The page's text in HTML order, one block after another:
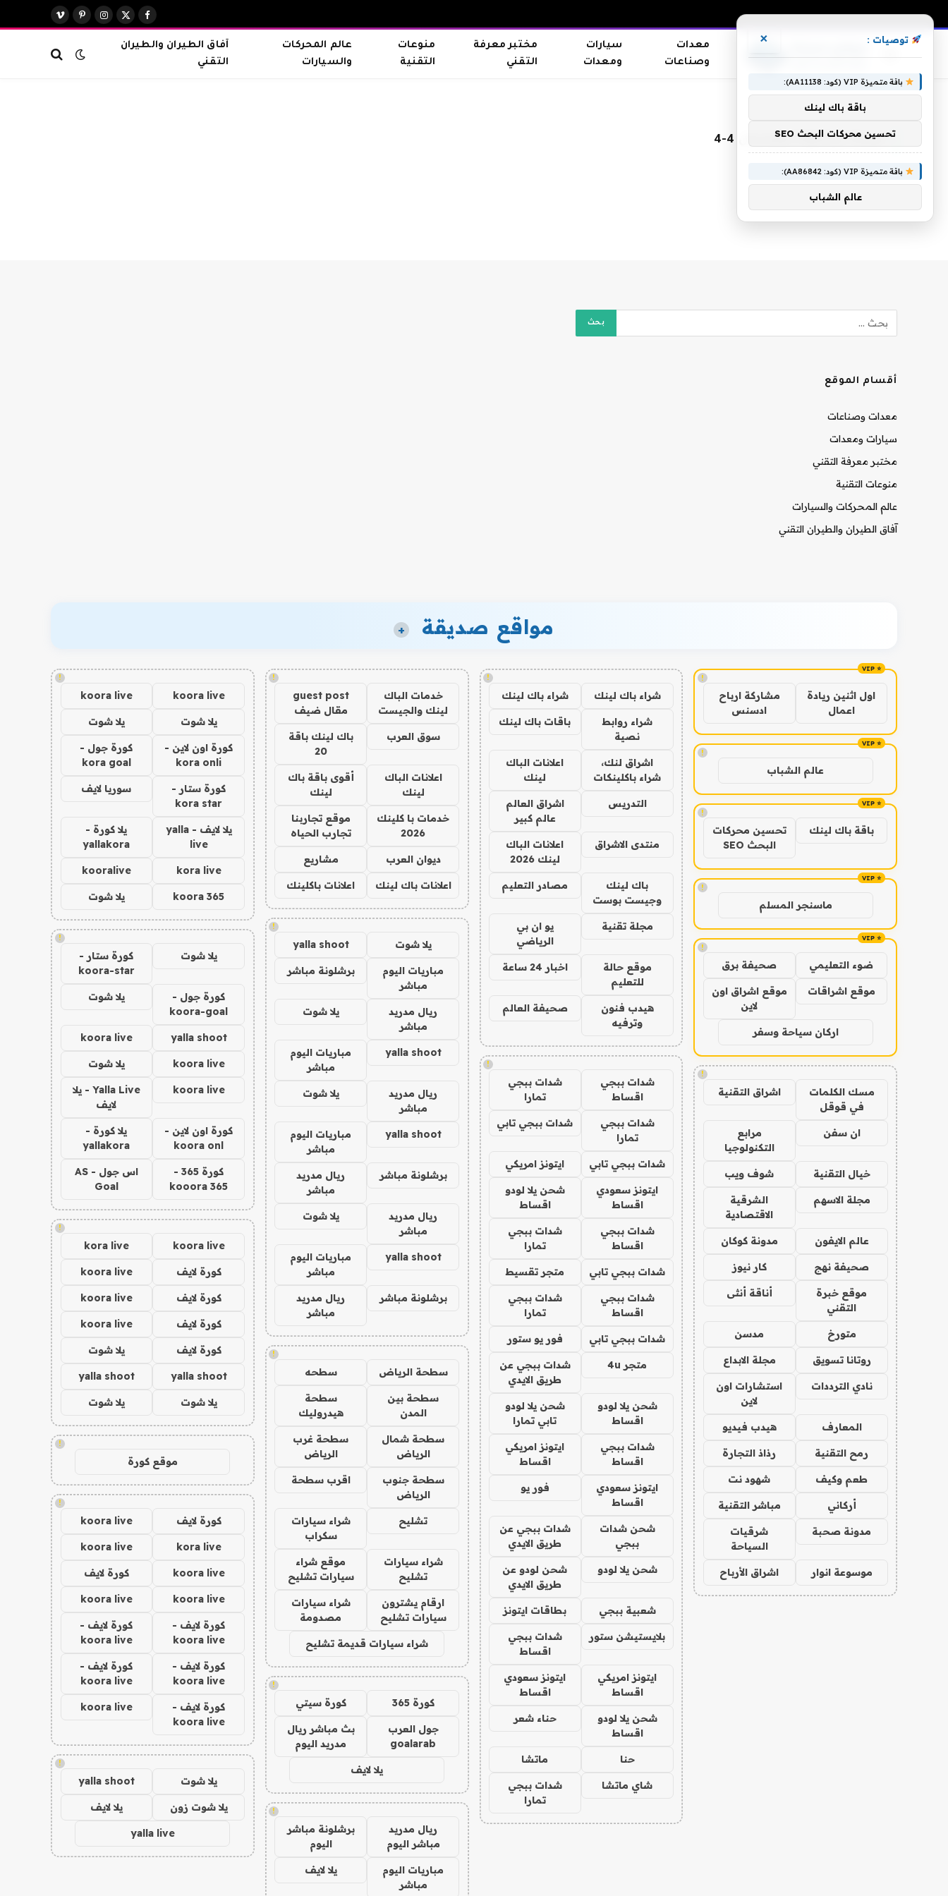
فيسبوك
X
الانستغرامبينتيريست
فيميو
معدات
وصناعات
سيارات
ومعدات
مختبر معرفة
التقني
منوعات
التقنية
عالم المحركات
والسيارات
آفاق الطيران والطيران
التقني
مباراة برشلونة وفياريال 4-4
أقسام الموقع
معدات وصناعات
سيارات ومعدات
مختبر معرفة التقني
منوعات التقنية
عالم المحركات والسيارات
آفاق الطيران والطيران التقني
مواقع صديقة +
!
اول اثنين ريادة
اعمال
مشاركة ارباح
ادسنس
!
عالم الشباب
!
باقة باك لينك
تحسين محركات
البحث SEO
!
ماسنجر المسلم
!
ضوء التعليمي صحيفة برق
موقع اشراقات
موقع اشراق اون
لاين
اركان سياحة وسفر
!
مسك الكلمات
في قوقل
اشراق التقنية
ان سفن
مرابع
التكنولوجيا
خيال التقنية شوف ويب
مجلة الاسهم
الشرقية
الاقتصادية
عالم الايفون مدونة كوكان
صحيفة نهج كار نيوز
موقع خبرة
التقني
أناقة أنثى
متورخ مدسن
روتانا تسويق مجلة الابداع
نادي الترددات
استشارات اون
لاين
المعارف هيدب فيديو
رمح التقنية رذاذ التجارة
طعم وكيف شهود نت
أركاني مباشر التقنية
مدونة صحبة
شرقيات
السياحة
موسوعة انوار اشراق الأرباح
!
شراء باك لينك شراء باك لينك
شراء روابط
نصية
باقات باك لينك
اشراق لنك،
شراء باكلينكات
اعلانات الباك
لينك
التدريس
اشراق العالم
عالم كبير
منتدى الاشراق
اعلانات الباك
لينك 2026
باك لينك
وجيست بوست
مصادر التعليم
مجلة تقنية
يو ان بي
الرياضي
موقع حالة
للتعليم
اخبار 24 ساعة
هيدب فنون
وترفيه
صحيفة العالم
!
شدات ببجي
اقساط
شدات ببجي
تمارا
شدات ببجي
تمارا
شدات ببجي تابي
شدات ببجي تابي ايتونز امريكي
ايتونز سعودي
اقساط
شحن يلا لودو
اقساط
شدات ببجي
اقساط
شدات ببجي
تمارا
شدات ببجي تابي متجر تقسيط
شدات ببجي
اقساط
شدات ببجي
تمارا
شدات ببجي تابي فور يو ستور
متجر 4u
شدات ببجي عن
طريق الايدي
شحن يلا لودو
اقساط
شحن يلا لودو
تابي تمارا
شدات ببجي
اقساط
ايتونز امريكي
اقساط
ايتونز سعودي
اقساط
فور يو
شحن شدات
ببجي
شدات ببجي عن
طريق الايدي
شحن يلا لودو
شحن لودو عن
طريق الايدي
شعبية ببجي بطاقات ايتونز
بلايستيشن ستور
شدات ببجي
اقساط
ايتونز امريكي
اقساط
ايتونز سعودي
اقساط
شحن يلا لودو
اقساط
حناء شعر
حنا ماتشا
شاي ماتشا
شدات ببجي
تمارا
!
خدمات الباك
لينك والجيست
guest post
مقال ضيف
سوق العرب
باك لينك باقة
20
اعلانات الباك
لينك
أقوى باقة باك
لينك
خدمات با كلينك
2026
موقع تجاربنا
تجارب الحياه
ديوان العرب مشاريع
اعلانات باك لينك اعلانات باكلينك
!
يلا شوت yalla shoot
مباريات اليوم
مباشر
برشلونة مباشر
ريال مدريد
مباشر
يلا شوت
yalla shoot
مباريات اليوم
مباشر
ريال مدريد
مباشر
يلا شوت
yalla shoot
مباريات اليوم
مباشر
برشلونة مباشر
ريال مدريد
مباشر
ريال مدريد
مباشر
يلا شوت
yalla shoot
مباريات اليوم
مباشر
برشلونة مباشر
ريال مدريد
مباشر
!
سطحة الرياض سطحه
سطحة بين
المدن
سطحة
هيدروليك
سطحة شمال
الرياض
سطحة غرب
الرياض
سطحة جنوب
الرياض
اقرب سطحة
تشليح
شراء سيارات
سكراب
شراء سيارات
تشليح
موقع شراء
سيارات تشليح
ارقام يشترون
سيارات تشليح
شراء سيارات
مصدومة
شراء سيارات قديمة تشليح
!
كورة 365 كورة سيتي
جول العرب
goalarab
بث مباشر ريال
مدريد اليوم
يلا لايف
!
ريال مدريد
مباشر اليوم
برشلونة مباشر
اليوم
مباريات اليوم
مباشر
يلا لايف
!
koora live
koora live
يلا شوت يلا شوت
كورة اون لاين -
kora onli
كورة جول -
kora goal
كورة ستار -
kora star
سوريا لايف
يلا لايف - yalla
live
يلا كورة -
yallakora
kora live
kooralive
koora 365 يلا شوت
!
يلا شوت
كورة ستار -
koora-star
كورة جول -
koora-goal
يلا شوت
yalla shoot
koora live
koora live يلا شوت
koora live
Yalla Live - يلا
لايف
كورة اون لاين -
koora onl
يلا كورة -
yallakora
كورة 365 -
kooora 365
اس جول - AS
Goal
!
koora live
kora live
كورة لايف koora live
كورة لايف koora live
كورة لايف koora live
كورة لايف يلا شوت
yalla shoot
yalla shoot
يلا شوت يلا شوت
!
موقع كورة
!
كورة لايف koora live
kora live
koora live
koora live كورة لايف
koora live
koora live
كورة لايف -
koora live
كورة لايف -
koora live
كورة لايف -
koora live
كورة لايف -
koora live
كورة لايف -
koora live
koora live
!
يلا شوت yalla shoot
يلا شوت زون يلا لايف
yalla live
توصيات : ×
باقة متميزة VIP (كود: AA11138):
باقة باك لينك
تحسين محركات البحث SEO
باقة متميزة VIP (كود: AA86842):
عالم الشباب